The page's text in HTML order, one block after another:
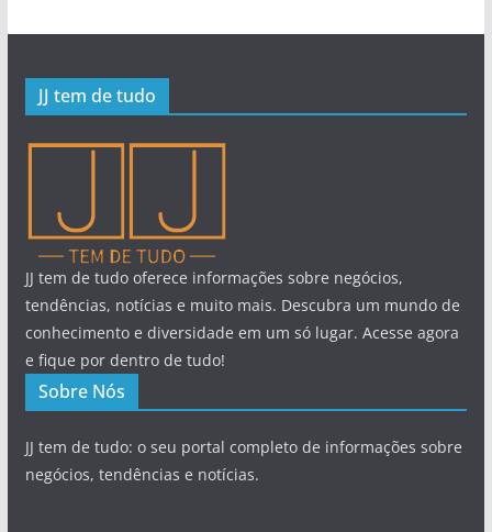
JJ tem de tudo
JJ tem de tudo oferece informações sobre negócios,
tendências, notícias e muito mais. Descubra um mundo de
conhecimento e diversidade em um só lugar. Acesse agora
e fique por dentro de tudo!
Sobre Nós
JJ tem de tudo: o seu portal completo de informações sobre
negócios, tendências e notícias.